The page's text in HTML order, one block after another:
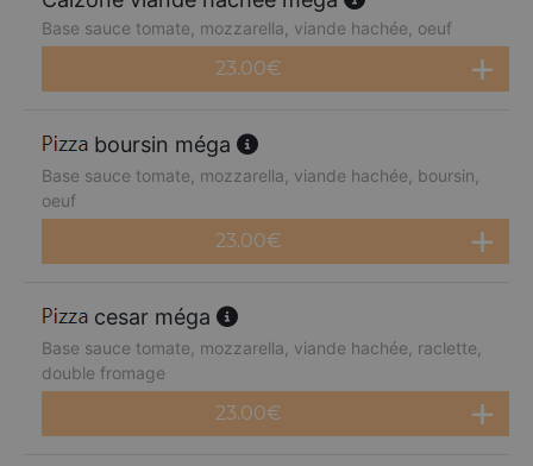
Base sauce tomate, mozzarella, viande hachée, oeuf
23.00€
boursin méga
Base sauce tomate, mozzarella, viande hachée, boursin,
oeuf
23.00€
cesar méga
Base sauce tomate, mozzarella, viande hachée, raclette,
double fromage
23.00€